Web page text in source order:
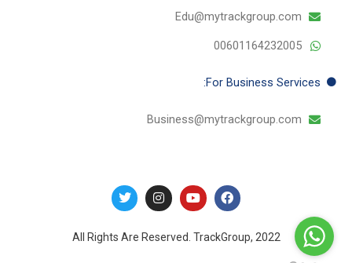
Edu@mytrackgroup.com
00601164232005
For Business​ Services:
Business@mytrackgroup.com
a
c
e
o
o
u
t
b
n
s
t
g
w
i
t
e
All Rights Are Reserved. TrackGroup, 2022